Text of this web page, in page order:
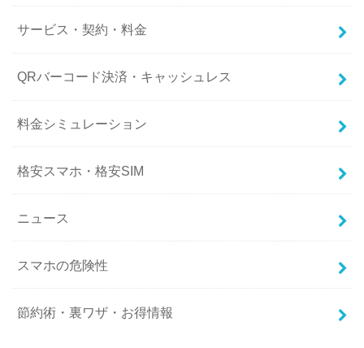
サービス・契約・料金
QRバーコード決済・キャッシュレス
料金シミュレーション
格安スマホ・格安SIM
ニュース
スマホの危険性
節約術・裏ワザ・お得情報